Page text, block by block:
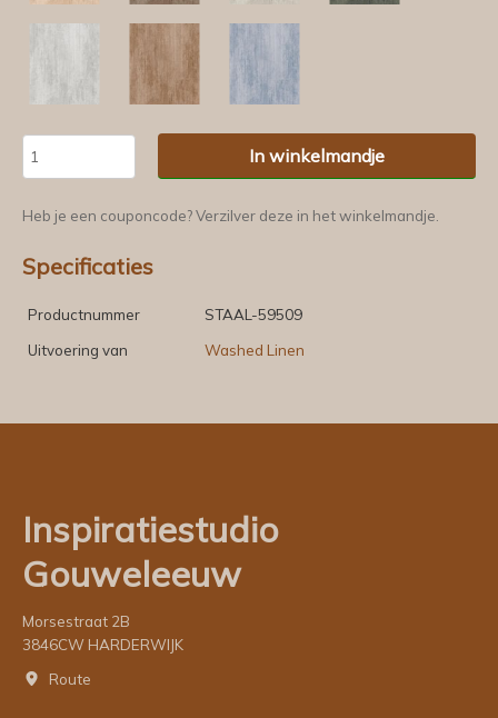
In winkelmandje
Heb je een couponcode? Verzilver deze in het winkelmandje.
Specificaties
Productnummer
STAAL-59509
Uitvoering van
Washed Linen
Inspiratiestudio
Gouweleeuw
Morsestraat 2B
3846CW HARDERWIJK
Route